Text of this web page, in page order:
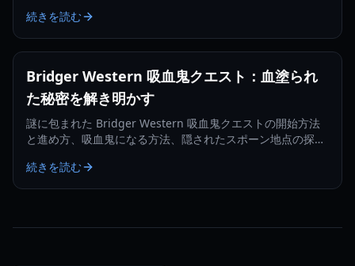
続きを読む
Bridger Western 吸血鬼クエスト：血塗られ
た秘密を解き明かす
謎に包まれた Bridger Western 吸血鬼クエストの開始方法
と進め方、吸血鬼になる方法、隠されたスポーン地点の探し
続きを読む